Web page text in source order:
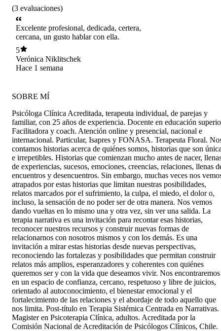
(3 evaluaciones)
Excelente profesional, dedicada, certera,
cercana, un gusto hablar con ella.
5
Verónica Niklitschek
Hace 1 semana
SOBRE MÍ
Psicóloga Clínica Acreditada, terapeuta individual, de parejas y
familiar, con 25 años de experiencia. Docente en educación
Facilitadora y coach. Atención online y presencial, nacional e
internacional. Particular, Isapres y FONASA. Terapeuta Floral.
contamos historias acerca de quiénes somos, historias que son
e irrepetibles. Historias que comienzan mucho antes de nacer,
de experiencias, sucesos, emociones, creencias, relaciones, llenas
encuentros y desencuentros. Sin embargo, muchas veces nos
atrapados por estas historias que limitan nuestras posibilidades,
relatos marcados por el sufrimiento, la culpa, el miedo, el dolor o,
incluso, la sensación de no poder ser de otra manera. Nos vemos
dando vueltas en lo mismo una y otra vez, sin ver una salida. La
terapia narrativa es una invitación para recontar esas historias,
reconocer nuestros recursos y construir nuevas formas de
relacionarnos con nosotros mismos y con los demás. Es una
invitación a mirar estas historias desde nuevas perspectivas,
reconociendo las fortalezas y posibilidades que permitan construir
relatos más amplios, esperanzadores y coherentes con quiénes
queremos ser y con la vida que deseamos vivir. Nos encontraremos
en un espacio de confianza, cercano, respetuoso y libre de juicios,
orientado al autoconocimiento, el bienestar emocional y el
fortalecimiento de las relaciones y el abordaje de todo aquello que
nos limita. Post-título en Terapia Sistémica Centrada en Narrativas.
Magister en Psicoterapia Clínica, adultos. Acreditada por la
Comisión Nacional de Acreditación de Psicólogos Clínicos, Chile.